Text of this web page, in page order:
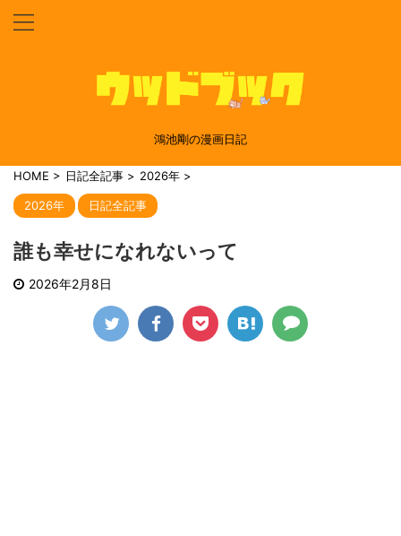
鴻池剛の漫画日記
HOME > 日記全記事 > 2026年 >
2026年 日記全記事
誰も幸せになれないって
2026年2月8日